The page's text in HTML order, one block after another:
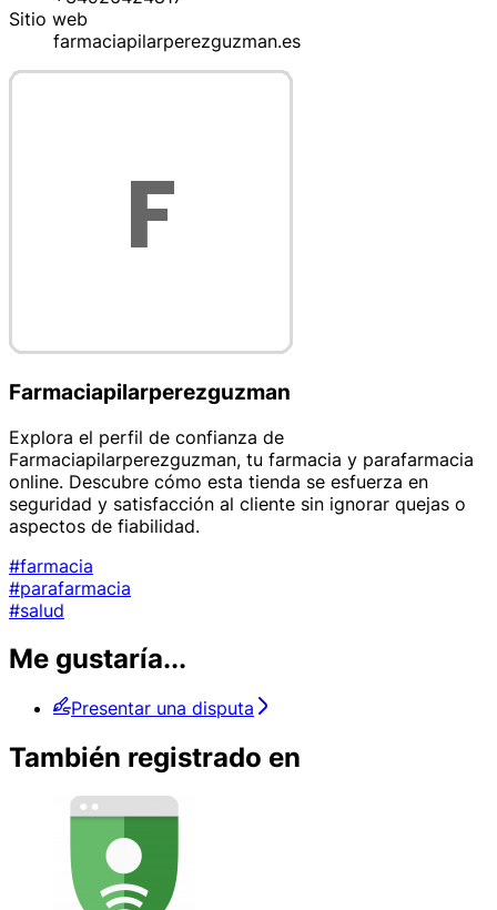
Sitio web
farmaciapilarperezguzman.es
Farmaciapilarperezguzman
Explora el perfil de confianza de
Farmaciapilarperezguzman, tu farmacia y parafarmacia
online. Descubre cómo esta tienda se esfuerza en
seguridad y satisfacción al cliente sin ignorar quejas o
aspectos de fiabilidad.
#farmacia
#parafarmacia
#salud
Me gustaría...
Presentar una disputa
También registrado en